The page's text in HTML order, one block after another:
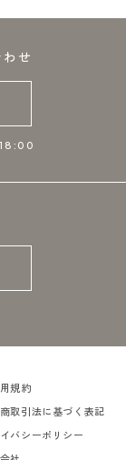
せ
規約
取引法に基づく表記
バシーポリシー